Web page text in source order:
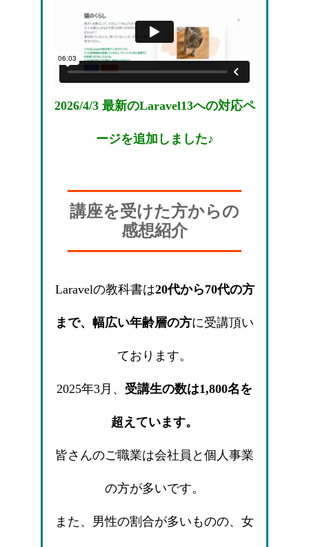
2026/4/3 最新のLaravel13への対応ペ
ージを追加しました♪
講座を受けた方からの
感想紹介
Laravelの教科書は20代から70代の方
まで、幅広い年齢層の方に受講頂い
ております。
2025年3月、 受講生の数は1,800名を
超えています。
皆さんのご職業は会社員と個人事業
の方が多いです。
また、男性の割合が多いものの、女